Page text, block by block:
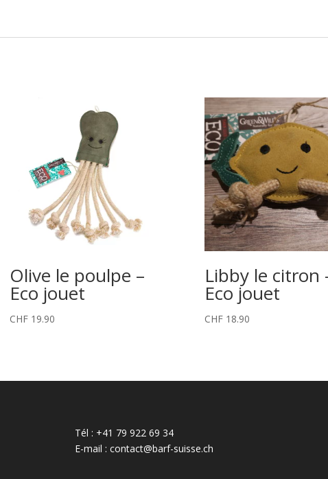
Olive le poulpe –
Eco jouet
CHF19.90
Libby le citron
Eco jouet
CHF18.90
Tél : +41 79 922 69 34
E-mail : contact@barf-suisse.ch